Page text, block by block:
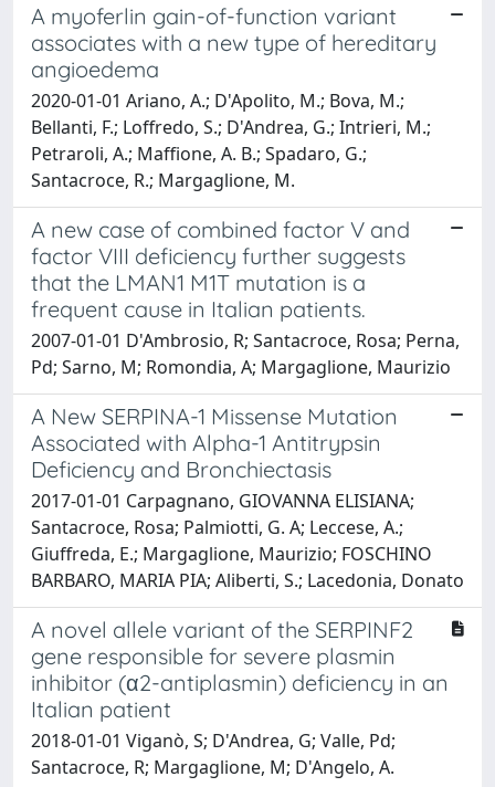
A myoferlin gain-of-function variant
associates with a new type of hereditary
angioedema
2020-01-01 Ariano, A.; D'Apolito, M.; Bova, M.;
Bellanti, F.; Loffredo, S.; D'Andrea, G.; Intrieri, M.;
Petraroli, A.; Maffione, A. B.; Spadaro, G.;
Santacroce, R.; Margaglione, M.
A new case of combined factor V and
factor VIII deficiency further suggests
that the LMAN1 M1T mutation is a
frequent cause in Italian patients.
2007-01-01 D'Ambrosio, R; Santacroce, Rosa; Perna,
Pd; Sarno, M; Romondia, A; Margaglione, Maurizio
A New SERPINA-1 Missense Mutation
Associated with Alpha-1 Antitrypsin
Deficiency and Bronchiectasis
2017-01-01 Carpagnano, GIOVANNA ELISIANA;
Santacroce, Rosa; Palmiotti, G. A; Leccese, A.;
Giuffreda, E.; Margaglione, Maurizio; FOSCHINO
BARBARO, MARIA PIA; Aliberti, S.; Lacedonia, Donato
A novel allele variant of the SERPINF2
gene responsible for severe plasmin
inhibitor (α2-antiplasmin) deficiency in an
Italian patient
2018-01-01 Viganò, S; D'Andrea, G; Valle, Pd;
Santacroce, R; Margaglione, M; D'Angelo, A.